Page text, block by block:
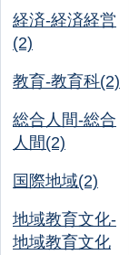
経済-経済経営
(2)
教育-教育科(2)
総合人間-総合
人間(2)
国際地域(2)
地域教育文化-
地域教育文化